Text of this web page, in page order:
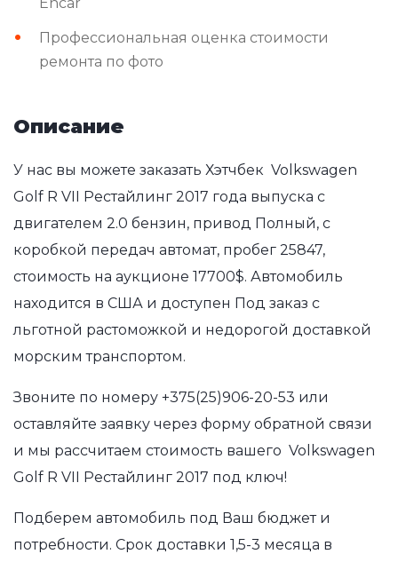
Профессиональная оценка стоимости
ремонта по фото
Описание
У нас вы можете заказать Хэтчбек Volkswagen
Golf R VII Рестайлинг 2017 года выпуска с
двигателем 2.0 бензин, привод Полный, с
коробкой передач автомат, пробег 25847,
стоимость на аукционе 17700$. Автомобиль
находится в США и доступен Под заказ с
льготной растоможкой и недорогой доставкой
морским транспортом.
Звоните по номеру +375(25)906-20-53 или
оставляйте заявку через форму обратной связи
и мы рассчитаем стоимость вашего Volkswagen
Golf R VII Рестайлинг 2017 под ключ!
Подберем автомобиль под Ваш бюджет и
потребности. Срок доставки 1,5-3 месяца в